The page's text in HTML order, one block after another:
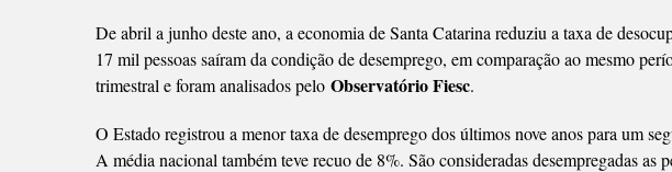
DESEMPREGO
DOS
ÚLTIMOS
ANOS
De abril a junho deste ano, a economia de Santa Catarina reduziu a taxa de
17 mil pessoas saíram da condição de desemprego, em comparação ao mesmo
trimestral e foram analisados pelo Observatório Fiesc.
O Estado registrou a menor taxa de desemprego dos últimos nove anos para um
A média nacional também teve recuo de 8%. São consideradas desempregadas as